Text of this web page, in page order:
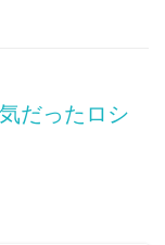
だったロシ